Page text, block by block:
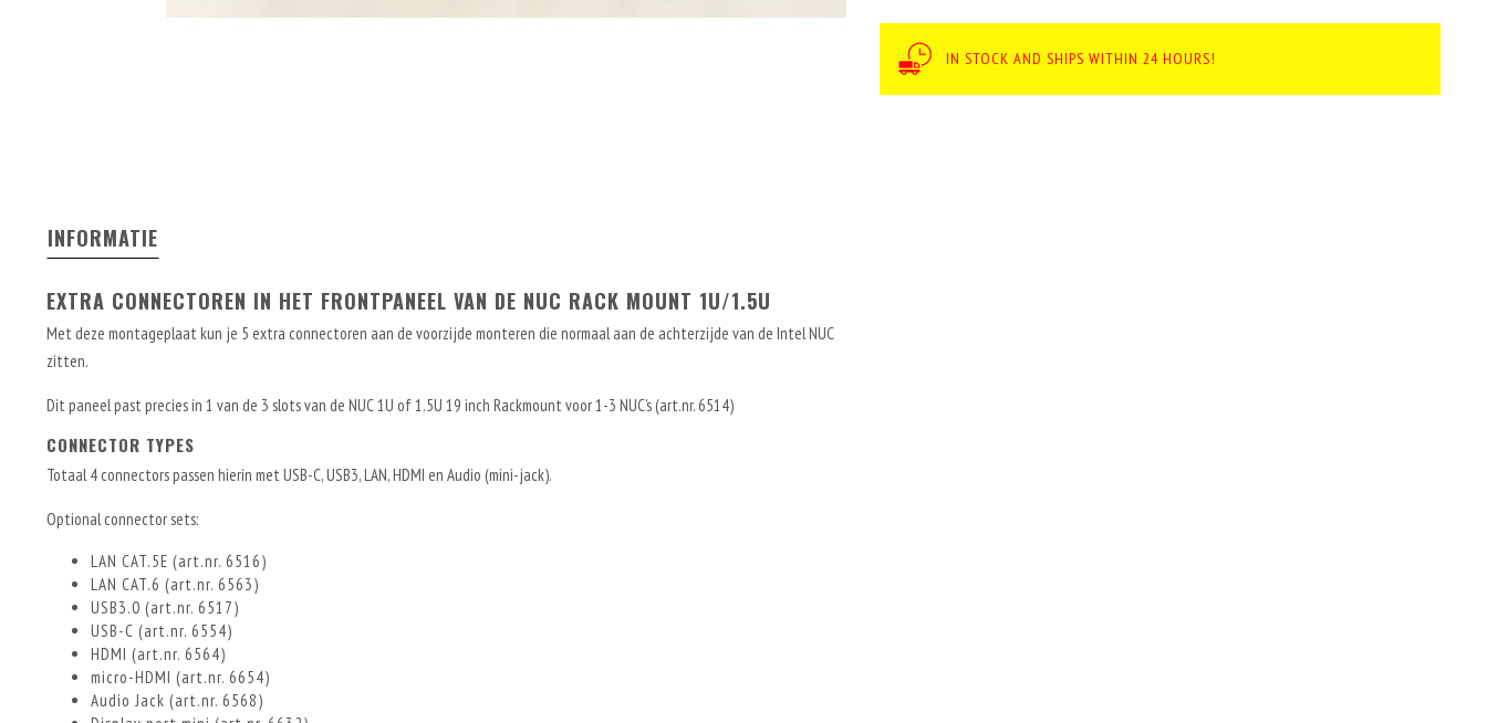
IN STOCK AND SHIPS WITHIN 24 HOURS!
INFORMATIE
EXTRA CONNECTOREN IN HET FRONTPANEEL VAN DE NUC RACK MOUNT 1U/1.5U
Met deze montageplaat kun je 5 extra connectoren aan de voorzijde monteren die normaal aan de achterzijde van de Intel NUC
zitten.
Dit paneel past precies in 1 van de 3 slots van de NUC 1U of 1.5U 19 inch Rackmount voor 1-3 NUC’s (art.nr. 6514)
CONNECTOR TYPES
Totaal 4 connectors passen hierin met USB-C, USB3, LAN, HDMI en Audio (mini-jack).
Optional connector sets:
LAN CAT.5E (art.nr. 6516)
LAN CAT.6 (art.nr. 6563)
USB3.0 (art.nr. 6517)
USB-C (art.nr. 6554)
HDMI (art.nr. 6564)
micro-HDMI (art.nr. 6654)
Audio Jack (art.nr. 6568)